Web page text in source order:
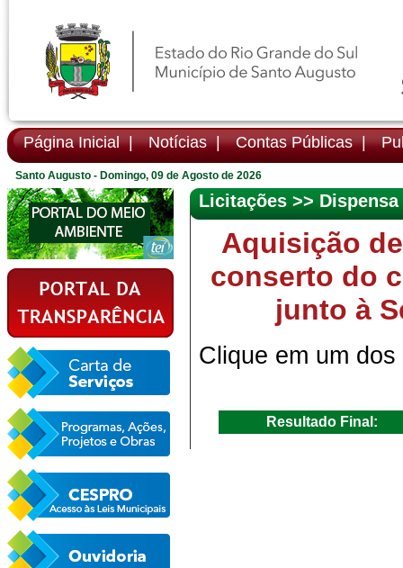
Página Inicial | Notícias | Contas Públicas |
Santo Augusto - Domingo, 09 de Agosto de 2026
Licitações >> Dispensa
Aquisição
conserto do
junto à
Clique em um
Resultado Final: